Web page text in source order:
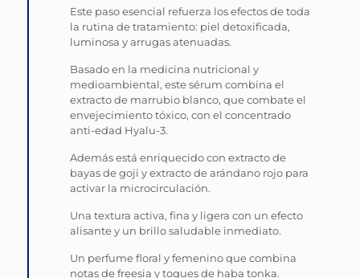
Este paso esencial refuerza los efectos de toda
la rutina de tratamiento: piel detoxificada,
luminosa y arrugas atenuadas.
Basado en la medicina nutricional y
medioambiental, este sérum combina el
extracto de marrubio blanco, que combate el
envejecimiento tóxico, con el concentrado
anti-edad Hyalu-3.
Además está enriquecido con extracto de
bayas de goji y extracto de arándano rojo para
activar la microcirculación.
Una textura activa, fina y ligera con un efecto
alisante y un brillo saludable inmediato.
Un perfume floral y femenino que combina
notas de freesia y toques de haba tonka.